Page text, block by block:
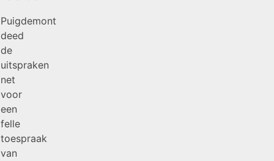
Puigdemont
deed
de
uitspraken
net
voor
een
felle
toespraak
van